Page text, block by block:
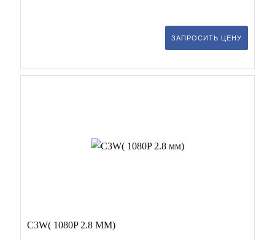
ЗАПРОСИТЬ ЦЕНУ
C3W( 1080P 2.8 ММ)